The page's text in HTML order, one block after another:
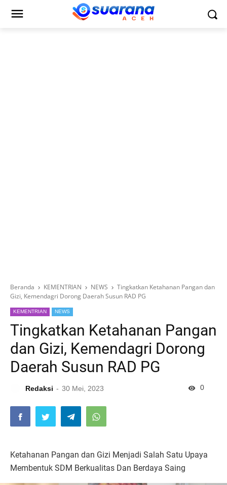
Beranda KEMENTRIAN NEWS
Tingkatkan Ketahanan Pangan dan
Gizi, Kemendagri Dorong Daerah Susun RAD PG
KEMENTRIAN NEWS
Tingkatkan Ketahanan Pangan
dan Gizi, Kemendagri Dorong
Daerah Susun RAD PG
Redaksi 30 Mei, 2023 0
Ketahanan Pangan dan Gizi Menjadi Salah Satu Upaya
Membentuk SDM Berkualitas Dan Berdaya Saing